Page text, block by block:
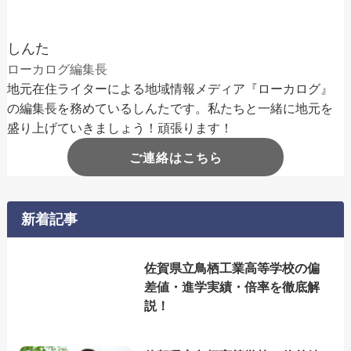
しんた
ローカログ編集長
地元在住ライターによる地域情報メディア『ローカログ』
の編集長を務めているしんたです。私たちと一緒に地元を
盛り上げていきましょう！頑張ります！
ご連絡はこちら
新着記事
佐賀県立鳥栖工業高等学校の偏
差値・進学実績・倍率を徹底解
説！